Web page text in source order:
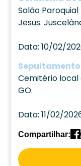
Salão
Jesus.
Data: 10/02/
Sepultamento
Cemitério local
GO.
Data: 11/02/
Compartilhar: